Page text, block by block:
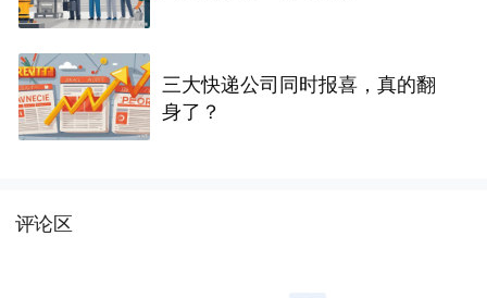
三大快递公司同时报喜，真的翻
身了？
评论区